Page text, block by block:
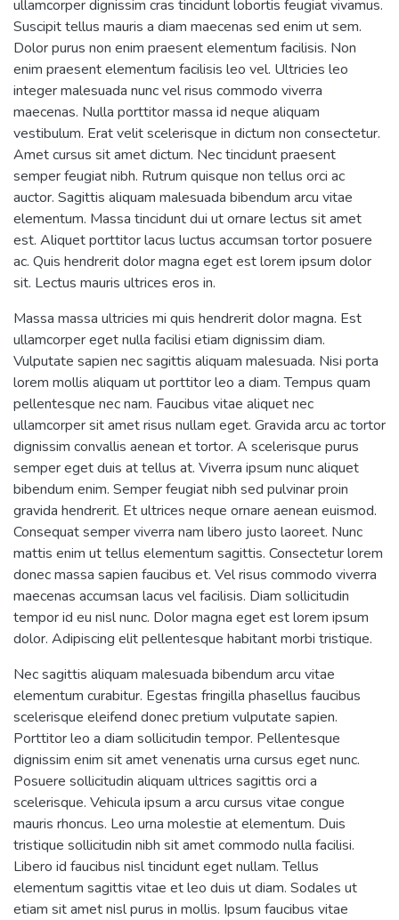
ullamcorper dignissim cras tincidunt lobortis feugiat vivamus.
Suscipit tellus mauris a diam maecenas sed enim ut sem.
Dolor purus non enim praesent elementum facilisis. Non
enim praesent elementum facilisis leo vel. Ultricies leo
integer malesuada nunc vel risus commodo viverra
maecenas. Nulla porttitor massa id neque aliquam
vestibulum. Erat velit scelerisque in dictum non consectetur.
Amet cursus sit amet dictum. Nec tincidunt praesent
semper feugiat nibh. Rutrum quisque non tellus orci ac
auctor. Sagittis aliquam malesuada bibendum arcu vitae
elementum. Massa tincidunt dui ut ornare lectus sit amet
est. Aliquet porttitor lacus luctus accumsan tortor posuere
ac. Quis hendrerit dolor magna eget est lorem ipsum dolor
sit. Lectus mauris ultrices eros in.
Massa massa ultricies mi quis hendrerit dolor magna. Est
ullamcorper eget nulla facilisi etiam dignissim diam.
Vulputate sapien nec sagittis aliquam malesuada. Nisi porta
lorem mollis aliquam ut porttitor leo a diam. Tempus quam
pellentesque nec nam. Faucibus vitae aliquet nec
ullamcorper sit amet risus nullam eget. Gravida arcu ac tortor
dignissim convallis aenean et tortor. A scelerisque purus
semper eget duis at tellus at. Viverra ipsum nunc aliquet
bibendum enim. Semper feugiat nibh sed pulvinar proin
gravida hendrerit. Et ultrices neque ornare aenean euismod.
Consequat semper viverra nam libero justo laoreet. Nunc
mattis enim ut tellus elementum sagittis. Consectetur lorem
donec massa sapien faucibus et. Vel risus commodo viverra
maecenas accumsan lacus vel facilisis. Diam sollicitudin
tempor id eu nisl nunc. Dolor magna eget est lorem ipsum
dolor. Adipiscing elit pellentesque habitant morbi tristique.
Nec sagittis aliquam malesuada bibendum arcu vitae
elementum curabitur. Egestas fringilla phasellus faucibus
scelerisque eleifend donec pretium vulputate sapien.
Porttitor leo a diam sollicitudin tempor. Pellentesque
dignissim enim sit amet venenatis urna cursus eget nunc.
Posuere sollicitudin aliquam ultrices sagittis orci a
scelerisque. Vehicula ipsum a arcu cursus vitae congue
mauris rhoncus. Leo urna molestie at elementum. Duis
tristique sollicitudin nibh sit amet commodo nulla facilisi.
Libero id faucibus nisl tincidunt eget nullam. Tellus
elementum sagittis vitae et leo duis ut diam. Sodales ut
etiam sit amet nisl purus in mollis. Ipsum faucibus vitae